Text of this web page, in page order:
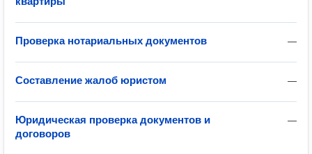
—
Проверка нотариальных документов
—
Составление жалоб юристом
—
Юридическая проверка документов и
договоров